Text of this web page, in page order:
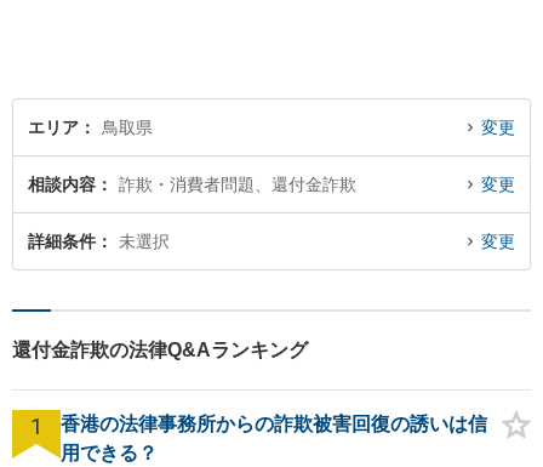
エリア 鳥取県 変更
相談内容 詐欺・消費者問題、還付金詐欺 変更
詳細条件 未選択 変更
還付金詐欺の法律Q&Aランキング
1
香港の法律事務所からの詐欺被害回復の誘いは信
用できる？